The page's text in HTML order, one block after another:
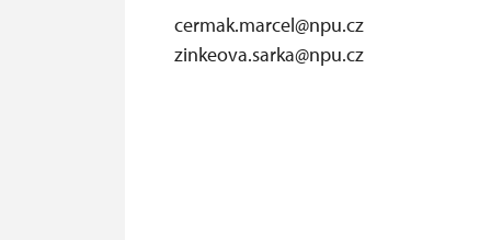
cermak.marcel@npu.cz
zinkeova.sarka@npu.cz